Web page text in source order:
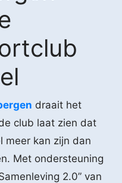
draait het
club laat zien dat
meer kan zijn dan
Met ondersteuning
2.0” van